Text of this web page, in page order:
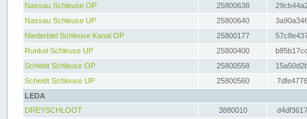
Nassau Schleuse OP
25800638
Nassau Schleuse UP
25800640
Niederbiel Schleuse Kanal OP
25800177
Runkel Schleuse UP
25800400
Scheidt Schleuse OP
25800558
Scheidt Schleuse UP
25800560
LEDA
DREYSCHLOOT
3880010